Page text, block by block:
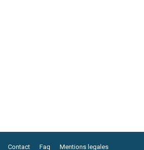
Contact Faq Mentions legales